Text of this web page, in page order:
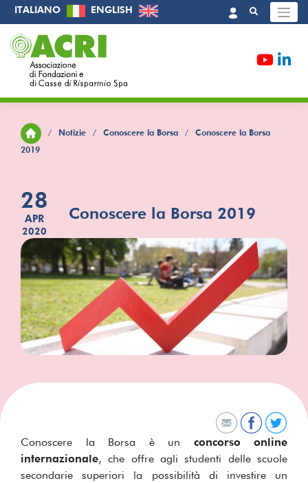
ITALIANO ENGLISH
/ Notizie / Conoscere la Borsa /
Conoscere la Borsa
2019
28
APR
2020
Conoscere la Borsa 2019
Conoscere la Borsa è un concorso online
internazionale, che offre agli studenti delle scuole
secondarie superiori la possibilità di investire un